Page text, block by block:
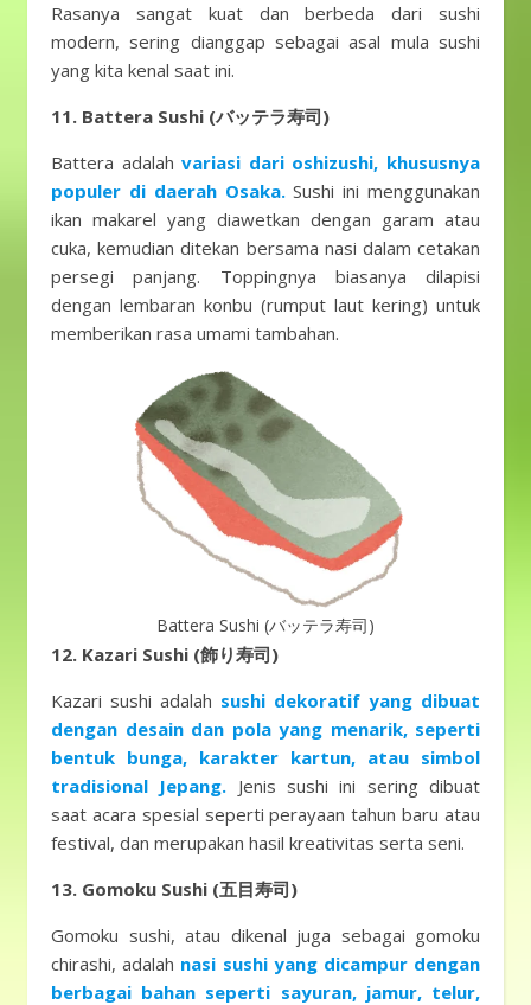
Rasanya sangat kuat dan berbeda dari sushi
modern, sering dianggap sebagai asal mula sushi
yang kita kenal saat ini.
11. Battera Sushi (バッテラ寿司)
Battera adalah variasi dari oshizushi, khususnya
populer di daerah Osaka. Sushi ini menggunakan
ikan makarel yang diawetkan dengan garam atau
cuka, kemudian ditekan bersama nasi dalam cetakan
persegi panjang. Toppingnya biasanya dilapisi
dengan lembaran konbu (rumput laut kering) untuk
memberikan rasa umami tambahan.
Battera Sushi (バッテラ寿司)
12. Kazari Sushi (飾り寿司)
Kazari sushi adalah sushi dekoratif yang dibuat
dengan desain dan pola yang menarik, seperti
bentuk bunga, karakter kartun, atau simbol
tradisional Jepang. Jenis sushi ini sering dibuat
saat acara spesial seperti perayaan tahun baru atau
festival, dan merupakan hasil kreativitas serta seni.
13. Gomoku Sushi (五目寿司)
Gomoku sushi, atau dikenal juga sebagai gomoku
chirashi, adalah nasi sushi yang dicampur dengan
berbagai bahan seperti sayuran, jamur, telur,